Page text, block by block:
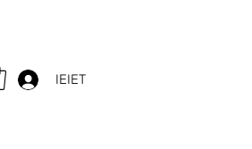
IEIET